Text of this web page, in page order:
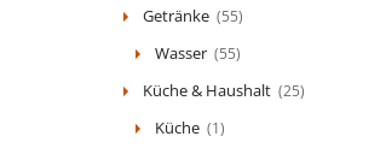
Getränke (55)
Wasser (55)
Küche & Haushalt (25)
Küche (1)